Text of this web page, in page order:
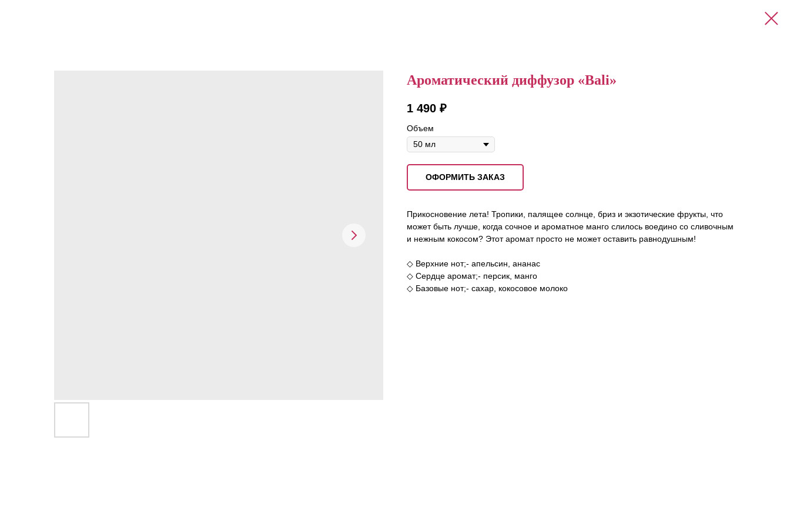
Ароматический диффузор «Bali»
1 490 ₽
Объем
ОФОРМИТЬ ЗАКАЗ
Прикосновение лета! Тропики, палящее солнце, бриз и экзотические фрукты, что
может быть лучше, когда сочное и ароматное манго слилось воедино со сливочным
и нежным кокосом? Этот аромат просто не может оставить равнодушным!
◇ Верхние нот;- апельсин, ананас
◇ Сердце аромат;- персик, манго
◇ Базовые нот;- сахар, кокосовое молоко